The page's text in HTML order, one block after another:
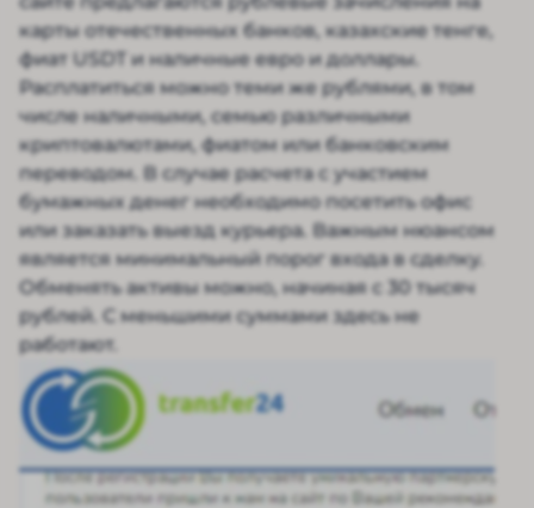
карты отечественных банков, казахские тенге,
фиат USDT и наличные евро и доллары.
Расплатиться можно теми же рублями, в том
числе наличными, семью различными
криптовалютами, фиатом или банковским
переводом. В случае расчета с участием
бумажных денег необходимо посетить офис
или заказать выезд курьера. Важным нюансом
является минимальный порог входа в сделку.
Обменять активы можно, начиная с 30 тысяч
рублей. С меньшими суммами здесь не
работают.